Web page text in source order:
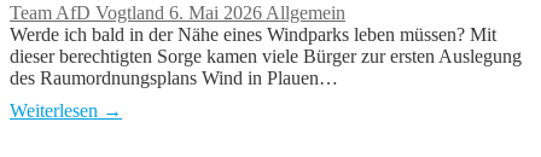
Team AfD Vogtland 6. Mai 2026 Allgemein
Werde ich bald in der Nähe eines Windparks leben müssen? Mit
dieser berechtigten Sorge kamen viele Bürger zur ersten Auslegung
des Raumordnungsplans Wind in Plauen…
Weiterlesen →